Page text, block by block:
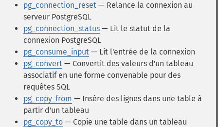
pg_connection_reset — Relance la connexion au
serveur PostgreSQL
pg_connection_status — Lit le statut de la
connexion PostgreSQL
pg_consume_input — Lit l'entrée de la connexion
pg_convert — Convertit des valeurs d'un tableau
associatif en une forme convenable pour des
requêtes SQL
pg_copy_from — Insère des lignes dans une table à
partir d'un tableau
pg_copy_to — Copie une table dans un tableau